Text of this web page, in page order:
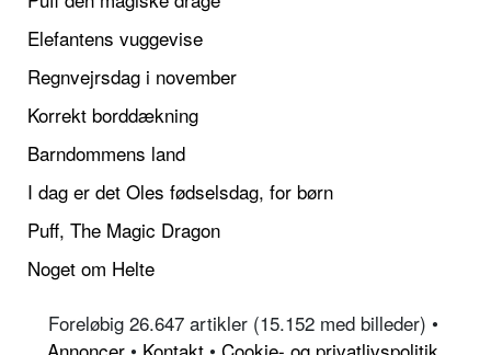
Elefantens vuggevise
Regnvejrsdag i november
Korrekt borddækning
Barndommens land
I dag er det Oles fødselsdag, for børn
Puff, The Magic Dragon
Noget om Helte
Foreløbig 26.647 artikler (15.152 med billeder) •